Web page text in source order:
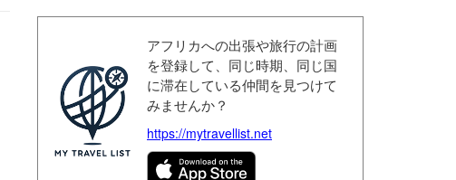
アフリカへの出張や旅行の計画
を登録して、同じ時期、同じ国
に滞在している仲間を見つけて
みませんか？
https://mytravellist.net